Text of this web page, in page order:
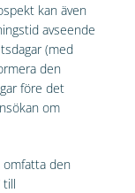
kan även
avseende
(med
den
före det
om
omfatta den
till